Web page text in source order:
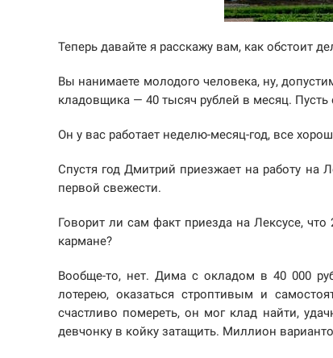
Теперь давайте я расскажу вам, как обстоит
Вы нанимаете молодого человека, ну,
кладовщика — 40 тысяч рублей в месяц. Пусть
Он у вас работает неделю-месяц-год, все
Спустя год Дмитрий приезжает на работу на
первой свежести.
Говорит ли сам факт приезда на Лексусе,
кармане?
Вообще-то, нет. Дима с окладом в 40 000
лотерею, оказаться строптивым и
счастливо помереть, он мог клад найти,
девчонку в койку затащить. Миллион